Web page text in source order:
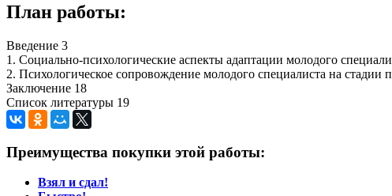
План работы:
Введение 3
1. Социально-психологические аспекты адаптации молодого
2. Психологическое сопровождение молодого специалиста на стадии
Заключение 18
Список литературы 19
Преимущества покупки этой работы:
Взял и сдал!